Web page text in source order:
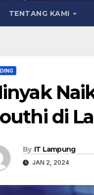
TENTANG KAMI
di
By IT Lampung
JAN 2, 2024